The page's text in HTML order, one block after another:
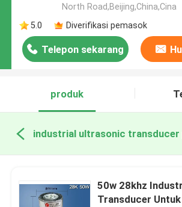
North Road,Beijing,China,Cina
5.0
Diverifikasi pemasok
Telepon sekarang
produk
50w 28khz
Transducer